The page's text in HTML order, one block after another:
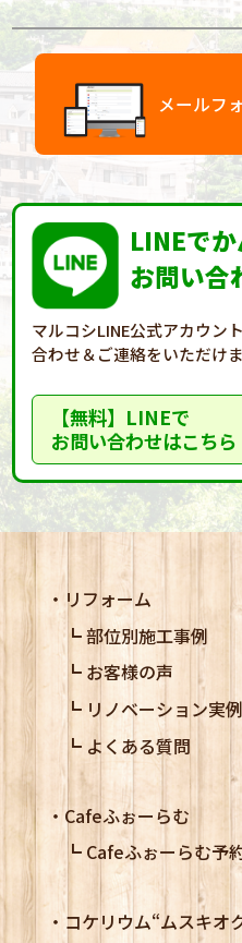
メールフ
LINEでか
お問い合
マルコシLINE公式アカウン
合わせ＆ご連絡をいただけ
【無料】LINEで
お問い合わせはこちら
リフォーム
部位別施工事例
お客様の声
リノベーション実例
よくある質問
Cafeふぉーらむ
Cafeふぉーらむ予
コケリウム“ムスキオ